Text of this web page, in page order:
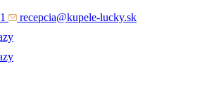
recepcia@kupele-lucky.sk